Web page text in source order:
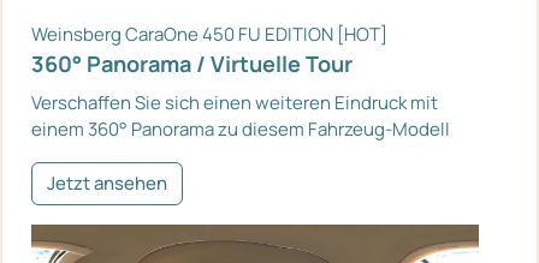
Weinsberg CaraOne 450 FU EDITION [HOT]
360° Panorama / Virtuelle Tour
Verschaffen Sie sich einen weiteren Eindruck mit
einem 360° Panorama zu diesem Fahrzeug-Modell
Jetzt ansehen